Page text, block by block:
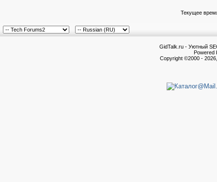
Текущее
GidTalk.ru - Уютный
Powered
Copyright ©2000 -